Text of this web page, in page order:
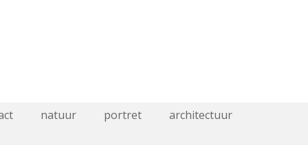
natuur portret architectuur